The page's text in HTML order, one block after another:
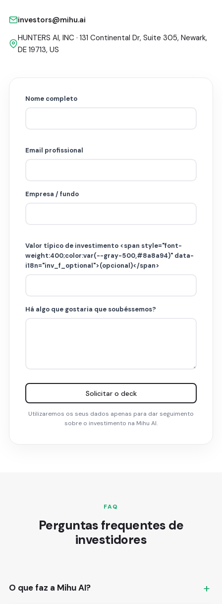
investors@mihu.ai
HUNTERS AI, INC · 131 Continental Dr, Suite 305, Newark,
DE 19713, US
Nome completo
Email profissional
Empresa / fundo
Valor típico de investimento <span style="font-
weight:400;color:var(--gray-500,#8a8a94)" data-
i18n="inv_f_optional">(opcional)</span>
Há algo que gostaria que soubéssemos?
Solicitar o deck
Utilizaremos os seus dados apenas para dar seguimento
sobre o investimento na Mihu AI.
FAQ
Perguntas frequentes de
investidores
O que faz a Mihu AI?